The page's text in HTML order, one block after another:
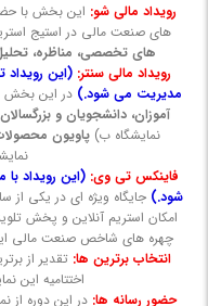
متین پیراسته
کارشناس علوم
تجارت
در زمینه
های مدیریت
راه های ارتباطی
تلگرام
رویداد مالی شو: این بخش با
های صنعت مالی در استیج
های تخصصی، مناظره،
رویداد مالی سنتر: (این رویداد
مدیریت می شود.) در این
آموزان، دانشجویان و بزرگسالان
نمایشگاه ب)پاویون
فاینکس تی وی: (این رویداد
شود.) جایگاه ویژه ای در یکی
امکان استریم آنلاین و پخش
چهره های شاخص صنعت مالی
انتخاب برترین ها: تقدیر از
اختتامیه این
حضور رسانه ها: در این دوره از